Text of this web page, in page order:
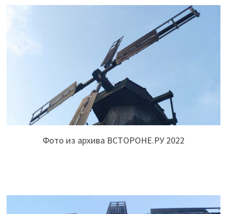
Фото из архива ВСТОРОНЕ.РУ 2022